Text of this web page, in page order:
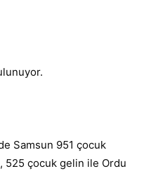
Samsun 951 çocuk
525 çocuk gelin ile Ordu